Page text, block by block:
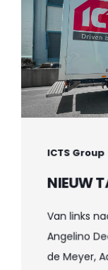
ICTS Group
NIEUW
Van links
Angelino
de Meyer,